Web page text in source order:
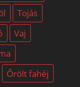
Tojás
Vaj
Őrölt fahéj